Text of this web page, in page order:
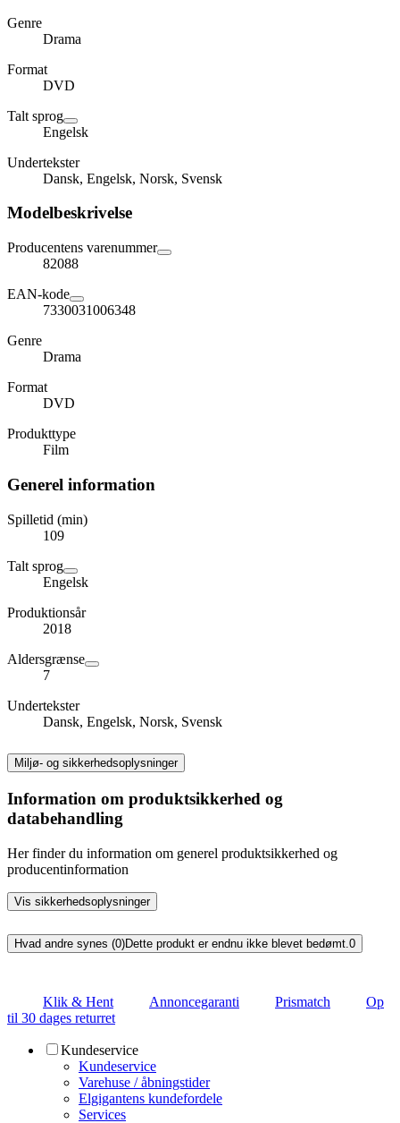
Genre
Drama
Format
DVD
Talt sprog
Engelsk
Undertekster
Dansk, Engelsk, Norsk, Svensk
Modelbeskrivelse
Producentens varenummer
82088
EAN-kode
7330031006348
Genre
Drama
Format
DVD
Produkttype
Film
Generel information
Spilletid (min)
109
Talt sprog
Engelsk
Produktionsår
2018
Aldersgrænse
7
Undertekster
Dansk, Engelsk, Norsk, Svensk
Miljø- og sikkerhedsoplysninger
Information om produktsikkerhed og
databehandling
Her finder du information om generel produktsikkerhed og
producentinformation
Vis sikkerhedsoplysninger
Hvad andre synes (0)Dette produkt er endnu ikke blevet bedømt.0
Klik & Hent Annoncegaranti Prismatch
Op
til 30 dages returret
Kundeservice
Kundeservice
Varehuse / åbningstider
Elgigantens kundefordele
Services